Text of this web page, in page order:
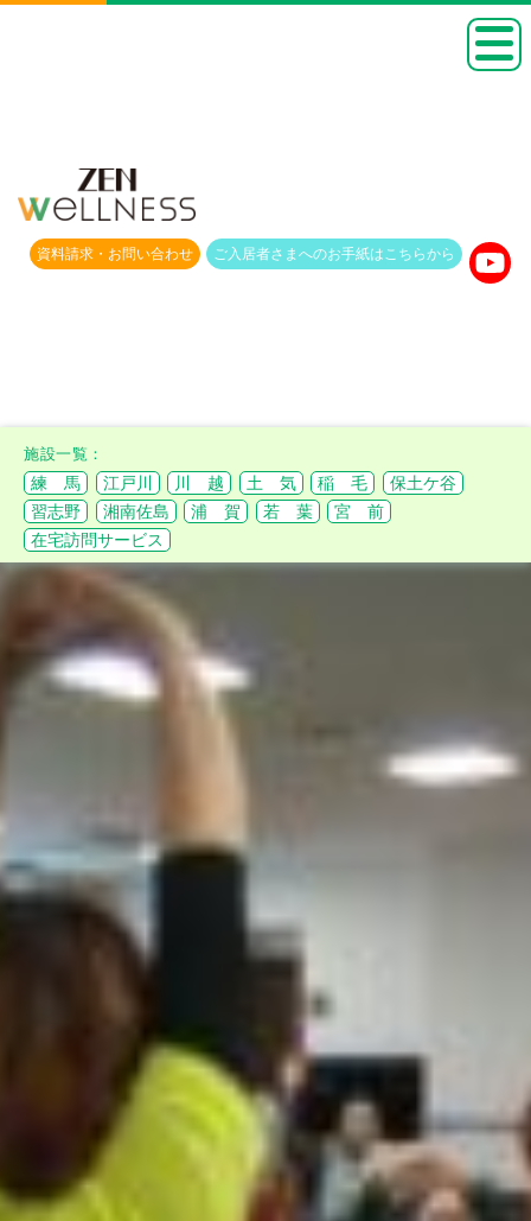
資料請求・ お問い合わせ ご入居者さまへのお手紙は こちらから
練 馬 江戸川 川 越 土 気 稲 毛
保土ケ谷
習志野
湘南佐島 浦 賀 若 葉
宮 前
在宅訪問サービス